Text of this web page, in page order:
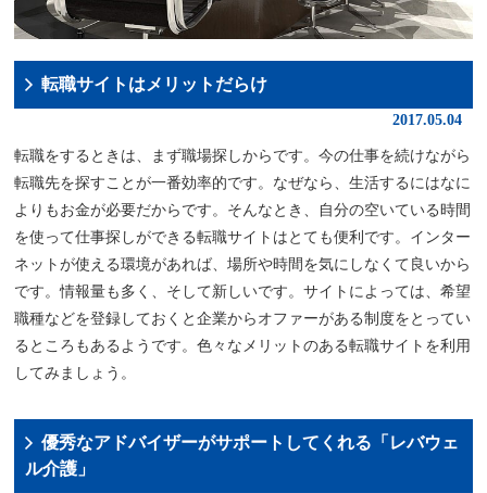
転職サイトはメリットだらけ
2017.05.04
転職をするときは、まず職場探しからです。今の仕事を続けながら
転職先を探すことが一番効率的です。なぜなら、生活するにはなに
よりもお金が必要だからです。そんなとき、自分の空いている時間
を使って仕事探しができる転職サイトはとても便利です。インター
ネットが使える環境があれば、場所や時間を気にしなくて良いから
です。情報量も多く、そして新しいです。サイトによっては、希望
職種などを登録しておくと企業からオファーがある制度をとってい
るところもあるようです。色々なメリットのある転職サイトを利用
してみましょう。
優秀なアドバイザーがサポートしてくれる「レバウェ
ル介護」